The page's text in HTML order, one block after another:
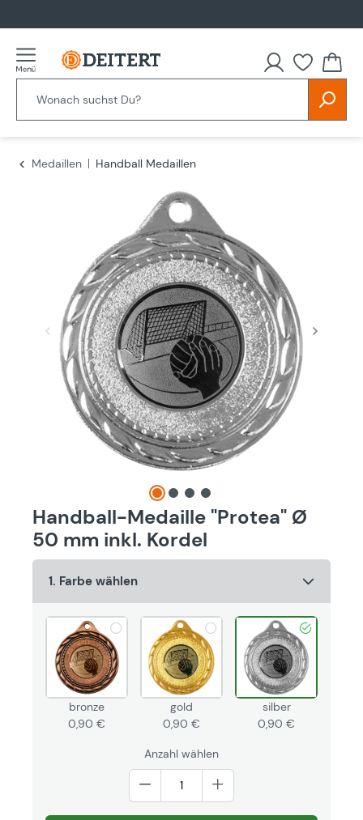
Du
Medaillen Handball Medaillen
Handball-Medaille "Protea" Ø
50 mm inkl. Kordel
1. Farbe wählen
bronze
0,90 €
gold
0,90 €
silber
0,90 €
Anzahl wählen